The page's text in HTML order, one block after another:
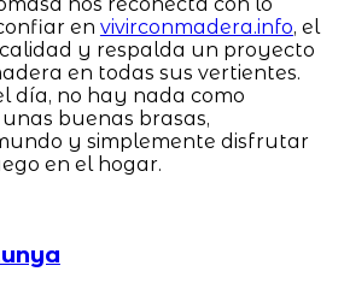
en vivirconmadera.info, el
y respalda un proyecto
en todas sus vertientes.
día, no hay nada como
buenas brasas,
y simplemente disfrutar
en el hogar.